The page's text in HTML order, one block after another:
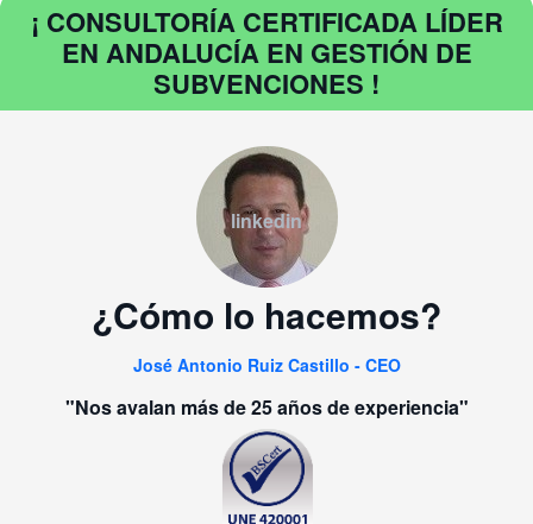
¡ CONSULTORÍA CERTIFICADA LÍDER
EN ANDALUCÍA EN GESTIÓN DE
SUBVENCIONES !
linkedin
¿Cómo lo hacemos?
José Antonio Ruiz Castillo - CEO
"Nos avalan más de 25 años de experiencia"